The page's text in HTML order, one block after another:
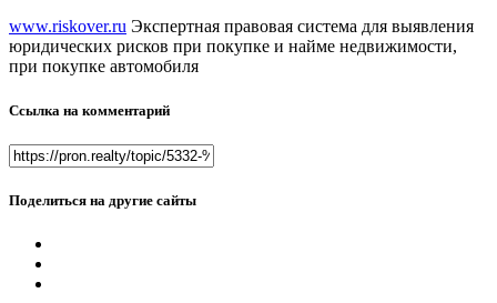
www.riskover.ru Экспертная правовая система для выявления
юридических рисков при покупке и найме недвижимости,
при покупке автомобиля
Ссылка на комментарий
Поделиться на другие сайты